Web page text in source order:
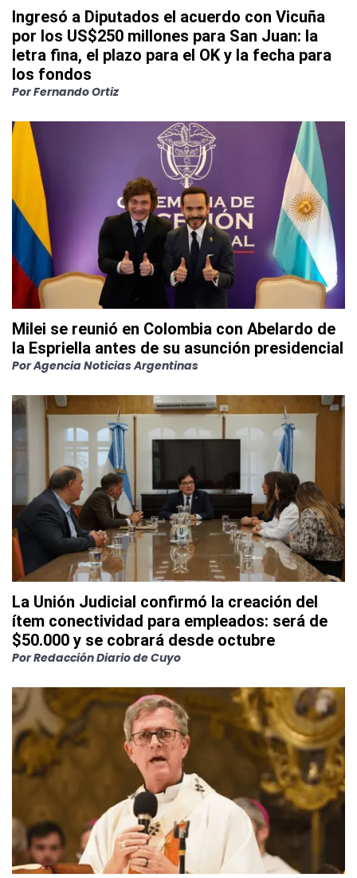
Ingresó a Diputados el acuerdo con Vicuña
por los US$250 millones para San Juan: la
letra fina, el plazo para el OK y la fecha para
los fondos
PorFernando Ortiz
Milei se reunió en Colombia con Abelardo de
la Espriella antes de su asunción presidencial
PorAgencia Noticias Argentinas
La Unión Judicial confirmó la creación del
ítem conectividad para empleados: será de
$50.000 y se cobrará desde octubre
PorRedacción Diario de Cuyo